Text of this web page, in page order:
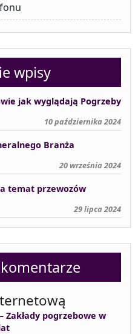
wpisy
jak wyglądają Pogrzeby
10 października 2024
Branża
20 września 2024
temat przewozów
29 lipca 2024
Zakłady pogrzebowe w